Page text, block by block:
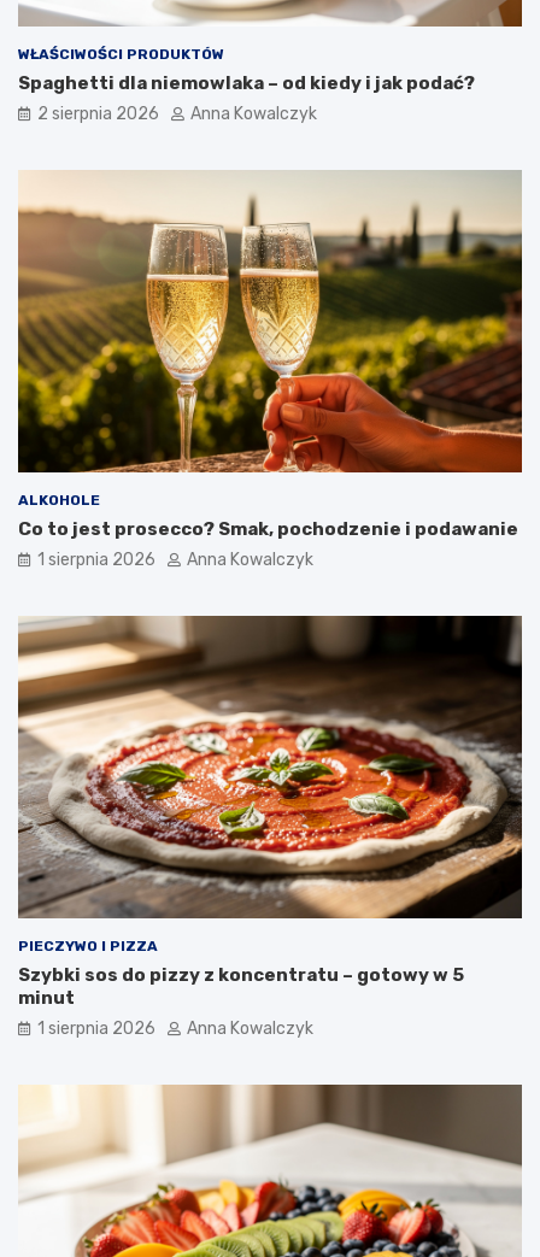
WŁAŚCIWOŚCI PRODUKTÓW
Spaghetti dla niemowlaka – od kiedy i jak podać?
2 sierpnia 2026 Anna Kowalczyk
ALKOHOLE
Co to jest prosecco? Smak, pochodzenie i podawanie
1 sierpnia 2026 Anna Kowalczyk
PIECZYWO I PIZZA
Szybki sos do pizzy z koncentratu – gotowy w 5
minut
1 sierpnia 2026 Anna Kowalczyk